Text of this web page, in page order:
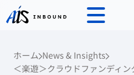
ホーム News & Insights
＜楽遊＞クラウドファンディ